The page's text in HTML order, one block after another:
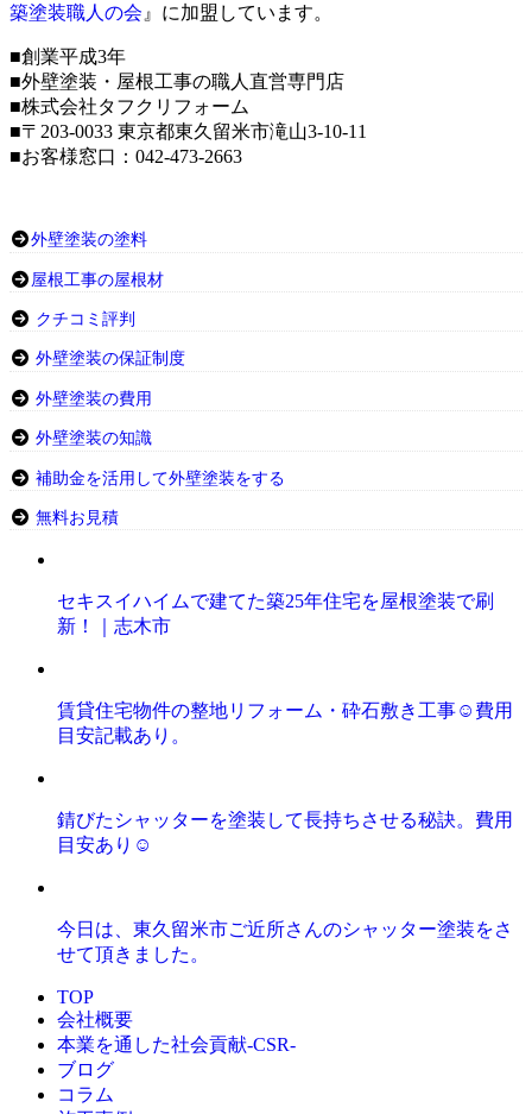
築塗装職人の会 』に加盟しています。
■創業平成3年
■外壁塗装・屋根工事の職人直営専門店
■株式会社タフクリフォーム
■〒203-0033 東京都東久留米市滝山3-10-11
■お客様窓口：042-473-2663
外壁塗装の塗料
屋根工事の屋根材
クチコミ評判
外壁塗装の保証制度
外壁塗装の費用
外壁塗装の知識
補助金を活用して外壁塗装をする
無料お見積
セキスイハイムで建てた築25年住宅を屋根塗装で刷
新！｜志木市
賃貸住宅物件の整地リフォーム・砕石敷き工事☺️費用
目安記載あり。
錆びたシャッターを塗装して長持ちさせる秘訣。費用
目安あり☺️
今日は、東久留米市ご近所さんのシャッター塗装をさ
せて頂きました。
TOP
会社概要
本業を通した社会貢献-CSR-
ブログ
コラム